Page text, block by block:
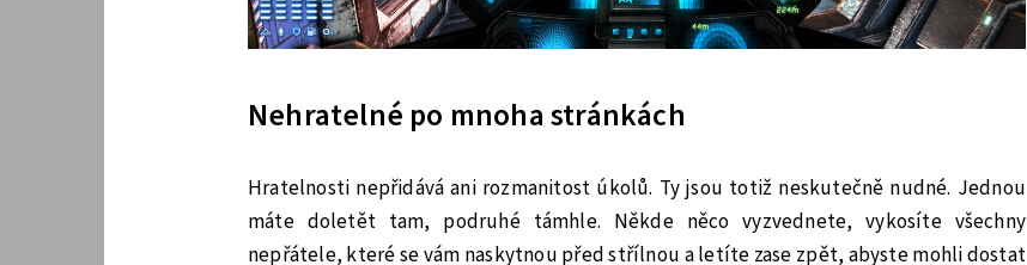
Nehratelné po mnoha stránkách
Hratelnosti nepřidává ani rozmanitost úkolů. Ty jsou totiž neskutečně nudné. Jednou
máte doletět tam, podruhé támhle. Někde něco vyzvednete, vykosíte všechny
nepřátele, které se vám naskytnou před střílnou a letíte zase zpět, abyste mohli dostat